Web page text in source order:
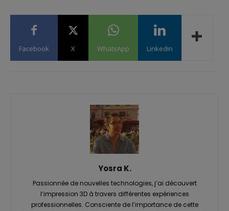
Facebook X WhatsApp Linkedin
Yosra K.
Passionnée de nouvelles technologies, j’ai découvert
l’impression 3D à travers différentes expériences
professionnelles. Consciente de l’importance de cette